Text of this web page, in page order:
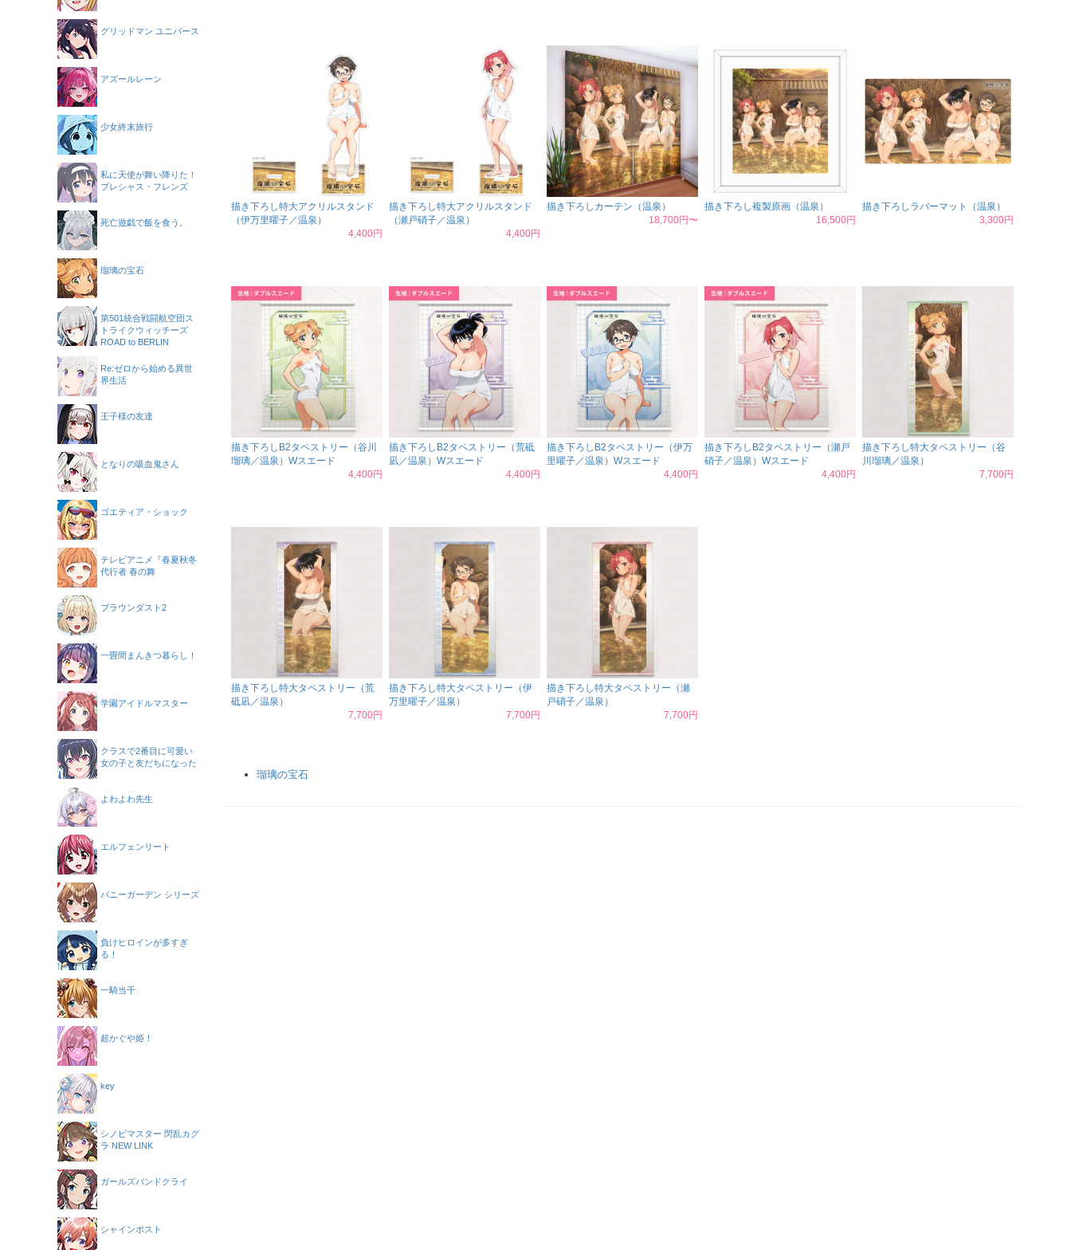
描き下ろし特大アクリルスタンド
（伊万里曜子／温泉）
4,400円
描き下ろし特大アクリルスタンド
（瀬戸硝子／温泉）
4,400円
描き下ろしカーテン（温泉）
18,700円〜
描き下ろし複製原画（温泉）
16,500円
描き下ろしラバーマット（温泉）
3,300円
描き下ろしB2タペストリー（谷川
瑠璃／温泉）Wスエード
4,400円
描き下ろしB2タペストリー（荒砥
凪／温泉）Wスエード
4,400円
描き下ろしB2タペストリー（伊万
里曜子／温泉）Wスエード
4,400円
描き下ろしB2タペストリー（瀬戸
硝子／温泉）Wスエード
4,400円
描き下ろし特大タペストリー（谷
川瑠璃／温泉）
7,700円
描き下ろし特大タペストリー（荒
砥凪／温泉）
7,700円
描き下ろし特大タペストリー（伊
万里曜子／温泉）
7,700円
描き下ろし特大タペストリー（瀬
戸硝子／温泉）
7,700円
瑠璃の宝石
グリッドマン ユニバース
アズールレーン
少女終末旅行
私に天使が舞い降りた！
プレシャス・フレンズ
死亡遊戯で飯を食う。
瑠璃の宝石
第501統合戦闘航空団ス
トライクウィッチーズ
ROAD to BERLIN
Re:ゼロから始める異世
界生活
王子様の友達
となりの吸血鬼さん
ゴエティア・ショック
テレビアニメ『春夏秋冬
代行者 春の舞
ブラウンダスト2
一畳間まんきつ暮らし！
学園アイドルマスター
クラスで2番目に可愛い
女の子と友だちになった
よわよわ先生
エルフェンリート
バニーガーデン シリーズ
負けヒロインが多すぎ
る！
一騎当千
超かぐや姫！
key
シノビマスター 閃乱カグ
ラ NEW LINK
ガールズバンドクライ
シャインポスト